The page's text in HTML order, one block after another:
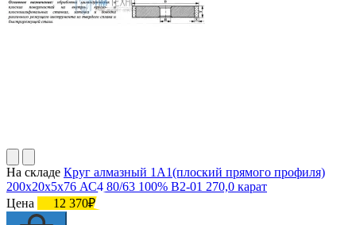
На складе Круг алмазный 1А1(плоский прямого профиля)
200х20х5х76 АС4 80/63 100% В2-01 270,0 карат
Цена
12 370₽